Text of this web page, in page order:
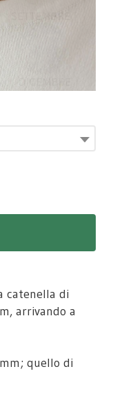
catenella di
arrivando a
quello di